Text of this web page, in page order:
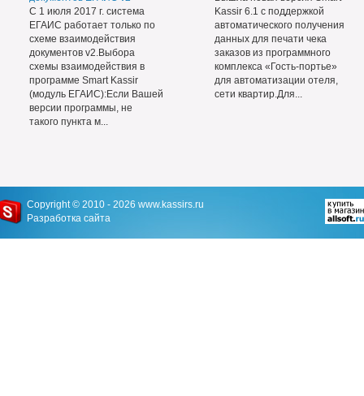
С 1 июля 2017 г. система
ЕГАИС работает только по
схеме взаимодействия
документов v2.Выбора
схемы взаимодействия в
программе Smart Kassir
(модуль ЕГАИС):Если Вашей
версии программы, не
такого пункта м...
Kassir 6.1 с поддержкой
автоматического получения
данных для печати чека
заказов из программного
комплекса «Гость-портье»
для автоматизации отеля,
сети квартир.Для...
Copyright © 2010 - 2026 www.kassirs.ru
Разработка сайта